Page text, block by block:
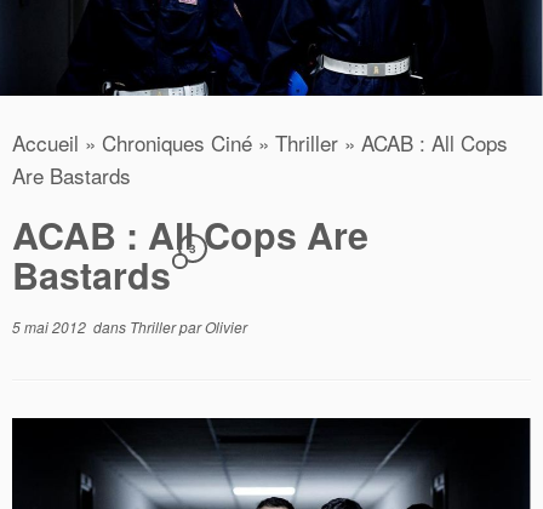
Accueil » Chroniques Ciné » Thriller » ACAB : All Cops
Are Bastards
ACAB : All Cops Are
Bastards 3
5 mai 2012 dans ThrillerparOlivier